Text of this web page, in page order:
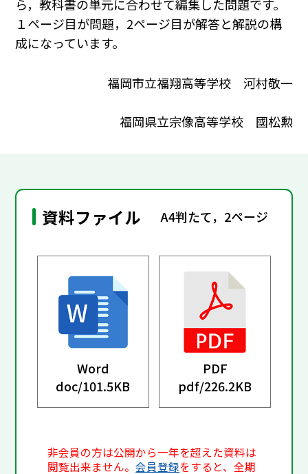
ら，教科書の単元に合わせて編集した問題です。
１ページ目が問題，2ページ目が解答と解説の構
成になっています。
福岡市立福翔高等学校 河村敬一
福岡県立宗像高等学校 國松勲
資料ファイル A4判たて，2ページ
Word
doc/101.5KB
PDF
pdf/226.2KB
非会員の方は公開から一年を超えた資料は
閲覧出来ません。会員登録をすると、全期